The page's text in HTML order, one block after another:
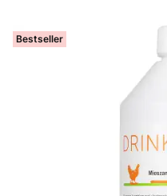
Bestseller